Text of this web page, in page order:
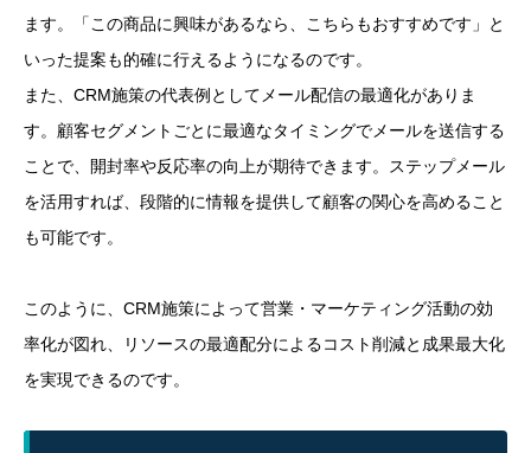
ます。「この商品に興味があるなら、こちらもおすすめです」と
いった提案も的確に行えるようになるのです。
また、CRM施策の代表例としてメール配信の最適化がありま
す。顧客セグメントごとに最適なタイミングでメールを送信する
ことで、開封率や反応率の向上が期待できます。ステップメール
を活用すれば、段階的に情報を提供して顧客の関心を高めること
も可能です。
このように、CRM施策によって営業・マーケティング活動の効
率化が図れ、リソースの最適配分によるコスト削減と成果最大化
を実現できるのです。